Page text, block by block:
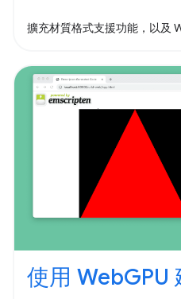
擴充材質格式支援功能，以及
使用 WebGPU